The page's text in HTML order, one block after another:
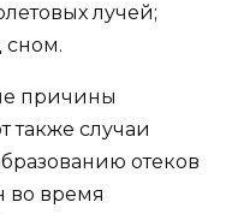
лучей;
сном.
причины
также случаи
отеков
во время